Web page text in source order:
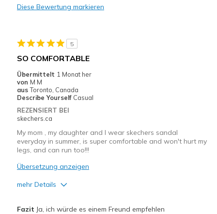
Casual Wear
Width
Feels true to width
Sizing
View On Shoes
I'm Into Shoes
Diese Bewertung markieren
5
SO COMFORTABLE
Übermittelt 1 Monat her
von M M
aus Toronto, Canada
Describe Yourself Casual
REZENSIERT BEI
skechers.ca
My mom , my daughter and I wear skechers sandal
everyday in summer, is super comfortable and won't hurt my
legs, and can run too!!!
Übersetzung anzeigen
mehr Details
Fazit Ja, ich würde es einem Freund empfehlen